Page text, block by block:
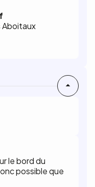
le bord du
possible que